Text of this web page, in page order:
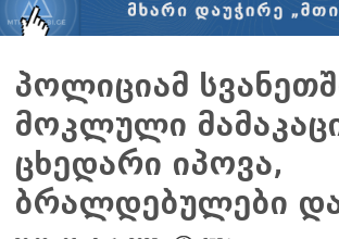
ქართული საქმე
კონტაქტი
სოციალური
პოლიციამ
მოკლული
ცხედარი იპოვა,
ბრალდებულები